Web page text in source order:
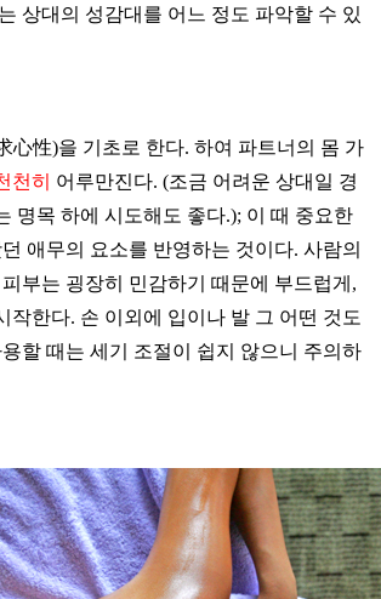
상대의 성감대를 어느 정도 파악할 수 있
心性)을 기초로 한다. 하여 파트너의 몸 가
천히 어루만진다. (조금 어려운 상대일 경
명목 하에 시도해도 좋다.); 이 때 중요한
애무의 요소를 반영하는 것이다. 사람의
피부는 굉장히 민감하기 때문에 부드럽게 ,
작한다. 손 이외에 입이나 발 그 어떤 것도
할 때는 세기 조절이 쉽지 않으니 주의하